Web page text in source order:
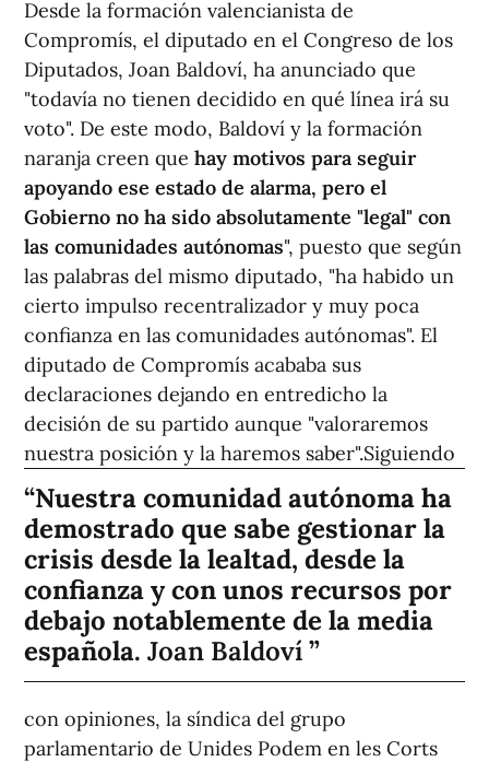
Desde la formación valencianista de
Compromís, el diputado en el Congreso de los
Diputados, Joan Baldoví, ha anunciado que
"todavía no tienen decidido en qué línea irá su
voto". De este modo, Baldoví y la formación
naranja creen que hay motivos para seguir
apoyando ese estado de alarma, pero el
Gobierno no ha sido absolutamente "legal" con
las comunidades autónomas", puesto que según
las palabras del mismo diputado, "ha habido un
cierto impulso recentralizador y muy poca
confianza en las comunidades autónomas". El
diputado de Compromís acababa sus
declaraciones dejando en entredicho la
decisión de su partido aunque "valoraremos
nuestra posición y la haremos saber".
Nuestra comunidad autónoma ha
demostrado que sabe gestionar la
crisis desde la lealtad, desde la
confianza y con unos recursos por
debajo notablemente de la media
española. Joan Baldoví
Siguiendo
con opiniones, la síndica del grupo
parlamentario de Unides Podem en les Corts